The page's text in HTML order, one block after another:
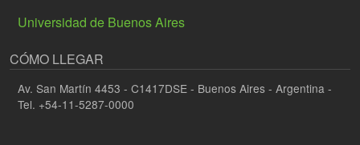
Universidad de Buenos Aires
CÓMO LLEGAR
Av. San Martín 4453 - C1417DSE - Buenos Aires - Argentina -
Tel. +54-11-5287-0000